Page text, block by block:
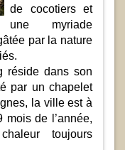
de cocotiers et
une myriade
par la nature
réside dans son
par un chapelet
la ville est à
mois de l’année,
toujours